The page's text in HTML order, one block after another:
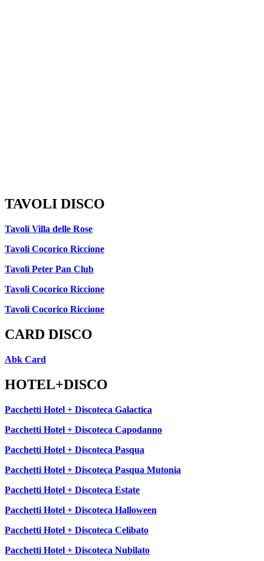
TAVOLI DISCO
Tavoli Villa delle Rose
Tavoli Cocorico Riccione
Tavoli Peter Pan Club
Tavoli Cocorico Riccione
Tavoli Cocorico Riccione
CARD DISCO
Abk Card
HOTEL+DISCO
Pacchetti Hotel + Discoteca Galactica
Pacchetti Hotel + Discoteca Capodanno
Pacchetti Hotel + Discoteca Pasqua
Pacchetti Hotel + Discoteca Pasqua Mutonia
Pacchetti Hotel + Discoteca Estate
Pacchetti Hotel + Discoteca Halloween
Pacchetti Hotel + Discoteca Celibato
Pacchetti Hotel + Discoteca Nubilato